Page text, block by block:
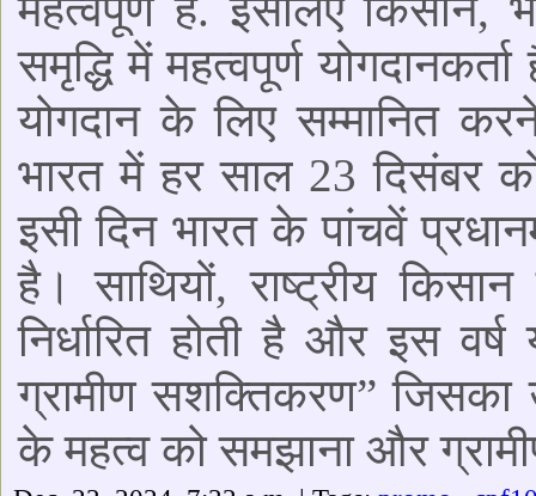
समृद्धि में महत्वपूर्ण
योगदान के लिए सम्मानित
भारत में हर साल 23 दिसंबर
इसी दिन भारत के पांचवें
है। साथियों, राष्ट्रीय
निर्धारित होती है और इस
ग्रामीण सशक्तिकरण” जिसका
के महत्व को समझाना और